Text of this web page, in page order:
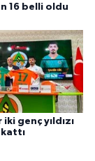
16 belli oldu
genç yıldızı